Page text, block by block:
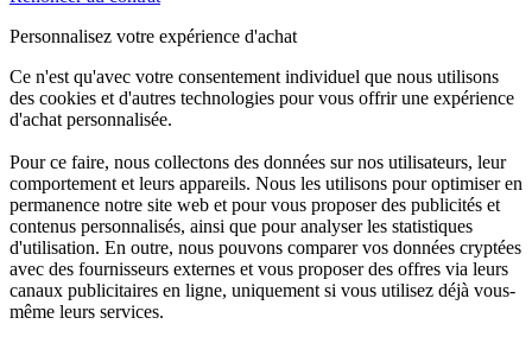
Personnalisez votre expérience d'achat
Ce n'est qu'avec votre consentement individuel que nous utilisons
des cookies et d'autres technologies pour vous offrir une expérience
d'achat personnalisée.
Pour ce faire, nous collectons des données sur nos utilisateurs, leur
comportement et leurs appareils. Nous les utilisons pour optimiser en
permanence notre site web et pour vous proposer des publicités et
contenus personnalisés, ainsi que pour analyser les statistiques
d'utilisation. En outre, nous pouvons comparer vos données cryptées
avec des fournisseurs externes et vous proposer des offres via leurs
canaux publicitaires en ligne, uniquement si vous utilisez déjà vous-
même leurs services.